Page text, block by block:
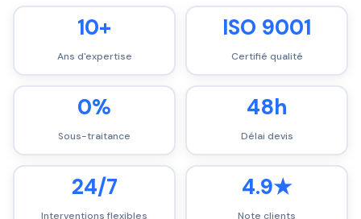
10+
Ans d'expertise
ISO 9001
Certifié qualité
0%
Sous-traitance
48h
Délai devis
24/7
Interventions flexibles
4.9★
Note clients